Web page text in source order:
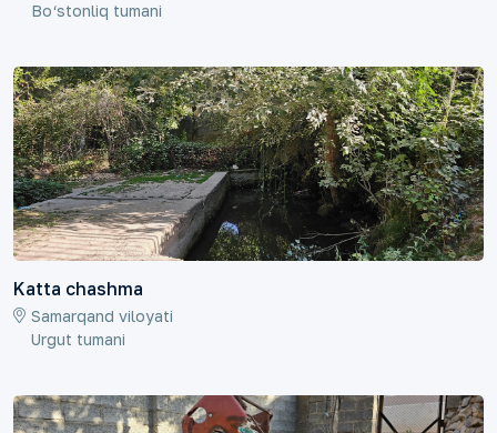
Bo‘stonliq tumani
Katta chashma
Samarqand viloyati
Urgut tumani